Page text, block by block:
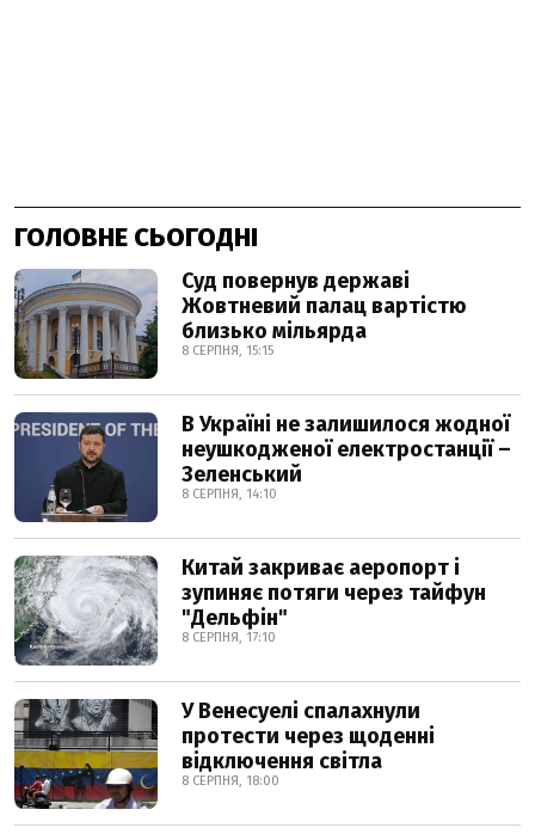
ГОЛОВНЕ СЬОГОДНІ
Суд повернув державі
Жовтневий палац вартістю
близько мільярда
8 СЕРПНЯ, 15:15
В Україні не залишилося жодної
неушкодженої електростанції –
Зеленський
8 СЕРПНЯ, 14:10
Китай закриває аеропорт і
зупиняє потяги через тайфун
"Дельфін"
8 СЕРПНЯ, 17:10
У Венесуелі спалахнули
протести через щоденні
відключення світла
8 СЕРПНЯ, 18:00